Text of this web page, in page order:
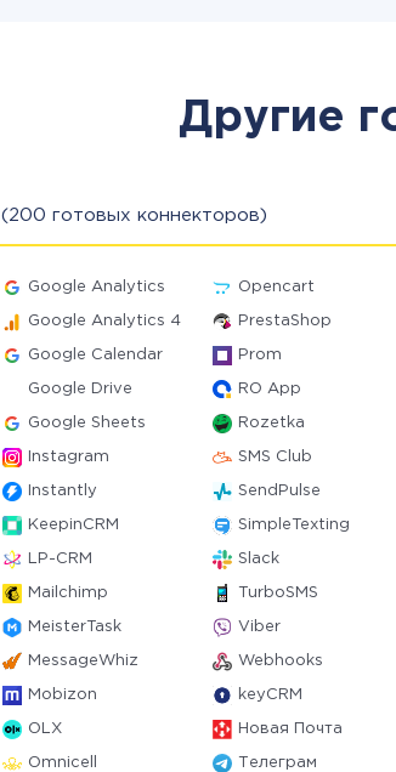
Другие
(200 готовых коннекторов)
Google Analytics Opencart
Google Analytics 4 PrestaShop
Google Calendar Prom
Google Drive RO App
Google Sheets Rozetka
Instagram SMS Club
Instantly SendPulse
KeepinCRM SimpleTexting
LP-CRM Slack
Mailchimp TurboSMS
MeisterTask Viber
MessageWhiz Webhooks
Mobizon keyCRM
OLX Новая Почта
Omnicell Телеграм